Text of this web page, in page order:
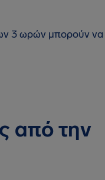
3 ωρών μπορούν να
από την